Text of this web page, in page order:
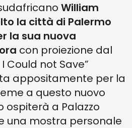
William
la città di Palermo
la sua nuova
con proiezione dal
Could not Save”
appositamente per la
a questo nuovo
ospiterà a Palazzo
una mostra personale